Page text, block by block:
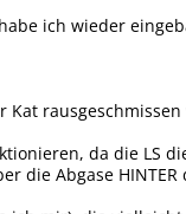
ich wieder
da die LS
die Abgase HINTER